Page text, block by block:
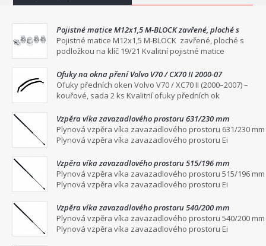
Pojistné matice M12x1,5 M-BLOCK zavřené, ploché s
podložkou na klíč 19/21
Pojistné matice M12x1,5 M-BLOCK zavřené, ploché s
podložkou na klíč 19/21 Kvalitní pojistné matice
Ofuky na okna pření Volvo V70 / CX70 II 2000-07
Ofuky předních oken Volvo V70 / XC70 II (2000–2007) –
kouřové, sada 2 ks Kvalitní ofuky předních ok
Vzpěra víka zavazadlového prostoru 631/230 mm
Plynová vzpěra víka zavazadlového prostoru 631/230 mm
Plynová vzpěra víka zavazadlového prostoru Ei
Vzpěra víka zavazadlového prostoru 515/196 mm
Plynová vzpěra víka zavazadlového prostoru 515/196 mm
Plynová vzpěra víka zavazadlového prostoru Ei
Vzpěra víka zavazadlového prostoru 540/200 mm
Plynová vzpěra víka zavazadlového prostoru 540/200 mm
Plynová vzpěra víka zavazadlového prostoru Ei